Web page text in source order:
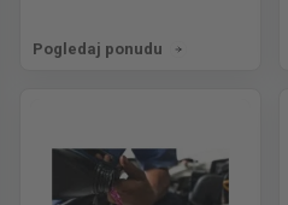
Pogledaj ponudu